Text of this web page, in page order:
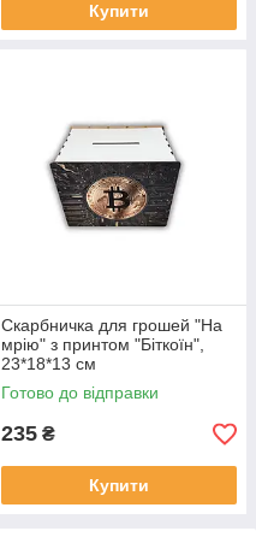
Купити
Скарбничка для грошей "На
мрію" з принтом "Біткоїн",
23*18*13 см
Готово до відправки
235 ₴
Купити